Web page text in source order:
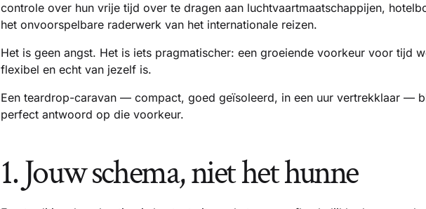
controle over hun vrije tijd over te dragen aan luchtvaartmaatschappijen,
het onvoorspelbare raderwerk van het internationale reizen.
Het is geen angst. Het is iets pragmatischer: een groeiende voorkeur voor tijd
flexibel en echt van jezelf is.
Een teardrop-caravan — compact, goed geïsoleerd, in een uur vertrekklaar —
perfect antwoord op die voorkeur.
1. Jouw schema, niet het hunne